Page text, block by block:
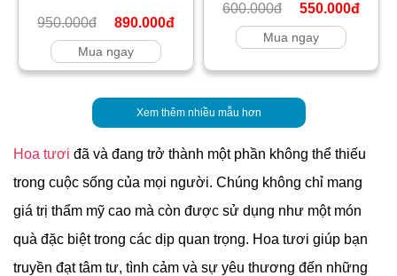
950.000đ 890.000đ
Mua ngay
600.000đ 550.000đ
Mua ngay
Xem thêm nhiều mẫu hơn
Hoa tươi đã và đang trở thành một phần không thể thiếu
trong cuộc sống của mọi người. Chúng không chỉ mang
giá trị thẩm mỹ cao mà còn được sử dụng như một món
quà đặc biệt trong các dịp quan trọng. Hoa tươi giúp bạn
truyền đạt tâm tư, tình cảm và sự yêu thương đến những